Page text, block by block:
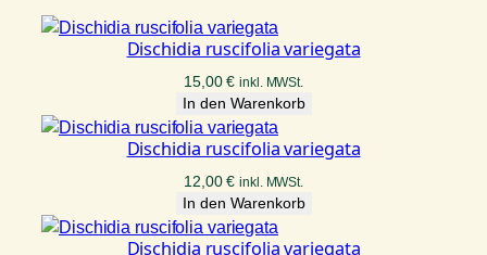
Dischidia ruscifolia variegata
15,00€ inkl. MWSt.
In den Warenkorb
Dischidia ruscifolia variegata
12,00€ inkl. MWSt.
In den Warenkorb
Dischidia ruscifolia variegata